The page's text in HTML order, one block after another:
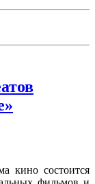
кино состоится